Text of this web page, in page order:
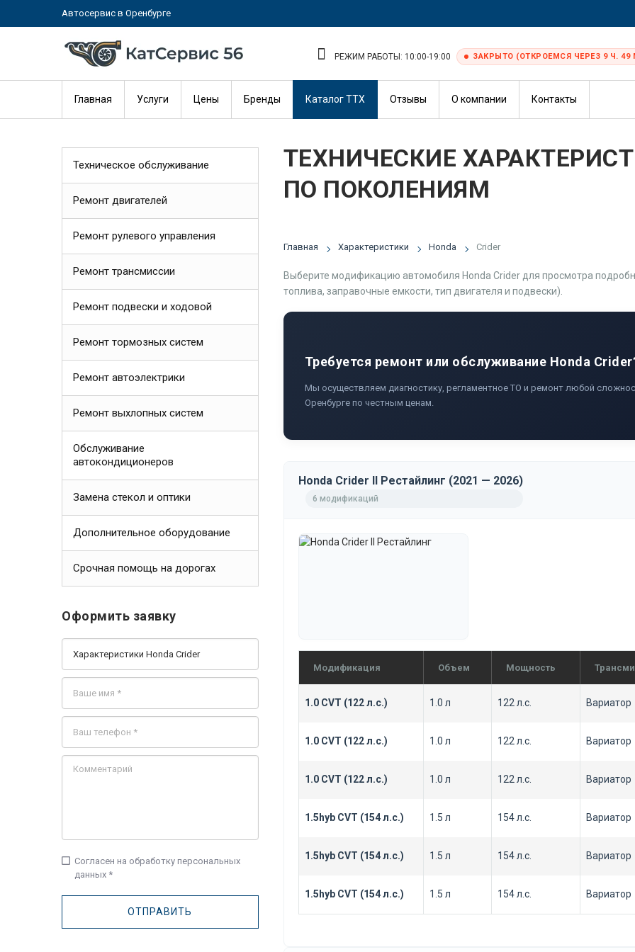
Автосервис в Оренбурге
РЕЖИМ РАБОТЫ: 10:00-19:00 ЗАКРЫТО (ОТКРОЕМСЯ ЧЕРЕЗ 9 Ч. 49
Главная Услуги Цены Бренды Каталог ТТХ Отзывы О компании Контакты
ТЕХНИЧЕСКИЕ
ПО ПОКОЛЕНИЯМ
Главная Характеристики Honda Crider
Выберите модификацию автомобиля Honda Crider для просмотра
топлива, заправочные емкости, тип двигателя и подвески).
Требуется ремонт или обслуживание Honda
Мы осуществляем диагностику, регламентное ТО и ремонт любой
Оренбурге по честным ценам.
Honda Crider II Рестайлинг (2021 — 2026)
6 модификаций
Модификация Объем Мощность
1.0 CVT (122 л.с.) 1.0 л 122 л.с. Вариатор
1.0 CVT (122 л.с.) 1.0 л 122 л.с. Вариатор
1.0 CVT (122 л.с.) 1.0 л 122 л.с. Вариатор
1.5hyb CVT (154 л.с.) 1.5 л 154 л.с. Вариатор
1.5hyb CVT (154 л.с.) 1.5 л 154 л.с. Вариатор
1.5hyb CVT (154 л.с.) 1.5 л 154 л.с. Вариатор
Техническое обслуживание
Ремонт двигателей
Ремонт рулевого управления
Ремонт трансмиссии
Ремонт подвески и ходовой
Ремонт тормозных систем
Ремонт автоэлектрики
Ремонт выхлопных систем
Обслуживание
автокондиционеров
Замена стекол и оптики
Дополнительное оборудование
Срочная помощь на дорогах
Оформить заявку
check_box_outline_blank Согласен на обработку персональных
данных *